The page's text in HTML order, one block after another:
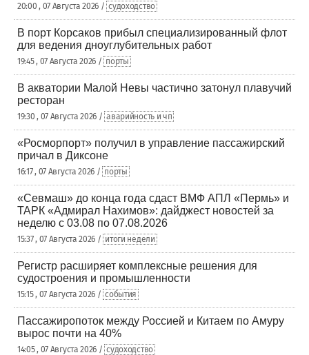
20:00 , 07 Августа 2026 / судоходство
В порт Корсаков прибыл специализированный флот
для ведения дноуглубительных работ
19:45 , 07 Августа 2026 / порты
В акватории Малой Невы частично затонул плавучий
ресторан
19:30 , 07 Августа 2026 / аварийность и чп
«Росморпорт» получил в управление пассажирский
причал в Диксоне
16:17 , 07 Августа 2026 / порты
«Севмаш» до конца года сдаст ВМФ АПЛ «Пермь» и
ТАРК «Адмирал Нахимов»: дайджест новостей за
неделю с 03.08 по 07.08.2026
15:37 , 07 Августа 2026 / итоги недели
Регистр расширяет комплексные решения для
судостроения и промышленности
15:15 , 07 Августа 2026 / события
Пассажиропоток между Россией и Китаем по Амуру
вырос почти на 40%
14:05 , 07 Августа 2026 / судоходство